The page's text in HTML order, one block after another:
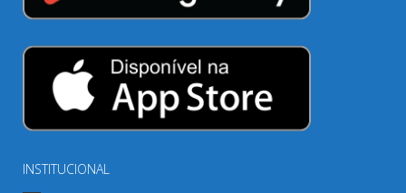
INSTITUCIONAL